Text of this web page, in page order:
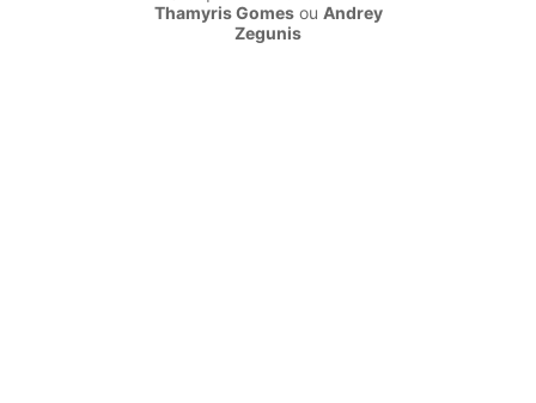
Thamyris Gomesou Andrey
Zegunis